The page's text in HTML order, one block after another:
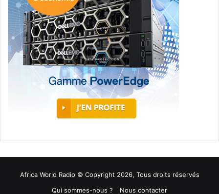
Africa World Radio © Copyright 2026, Tous droits réservés
Qui sommes-nous ?
Nous contacter